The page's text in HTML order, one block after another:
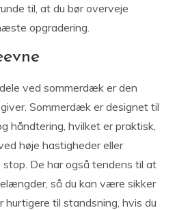
til, at du bør overveje
opgradering.
ved sommerdæk er den
Sommerdæk er designet til
håndtering, hvilket er praktisk,
høje hastigheder eller
De har også tendens til at
så du kan være sikker
hurtigere til standsning, hvis du